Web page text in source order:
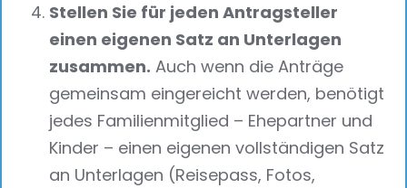
Stellen Sie für jeden Antragsteller
einen eigenen Satz an Unterlagen
zusammen. Auch wenn die Anträge
gemeinsam eingereicht werden, benötigt
jedes Familienmitglied – Ehepartner und
Kinder – einen eigenen vollständigen Satz
an Unterlagen (Reisepass, Fotos,